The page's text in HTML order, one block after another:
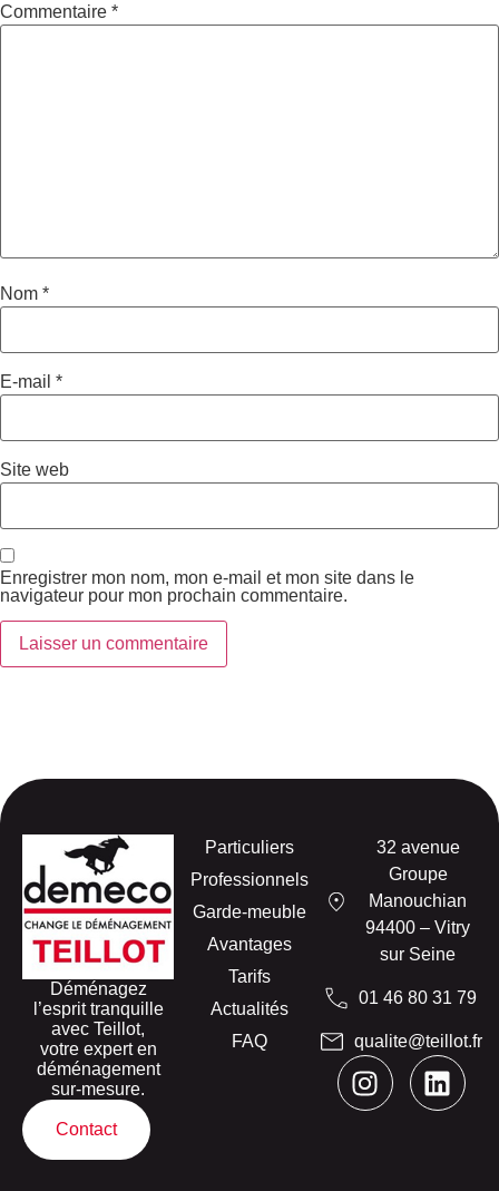
Commentaire *
Nom *
E-mail *
Site web
Enregistrer mon nom, mon e-mail et mon site dans le
navigateur pour mon prochain commentaire.
Déménagez
l’esprit tranquille
avec Teillot,
votre expert en
déménagement
sur-mesure.
Contact
32 avenue
Groupe
Manouchian
94400 – Vitry
sur Seine
01 46 80 31 79
qualite@teillot.fr
Particuliers
Professionnels
Garde-meuble
Avantages
Tarifs
Actualités
FAQ